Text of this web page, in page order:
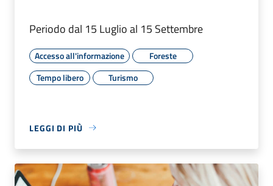
Periodo dal 15 Luglio al 15 Settembre
Accesso all'informazione
Foreste
Tempo libero
Turismo
LEGGI DI PIÙ